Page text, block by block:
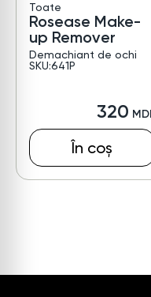
Toate
Rosease Make-
up Remover
Demachiant de ochi
SKU:641P
320
În coș